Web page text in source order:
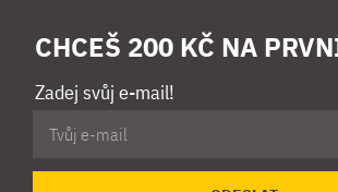
CHCEŠ 200 KČ NA
Zadej svůj e-mail!